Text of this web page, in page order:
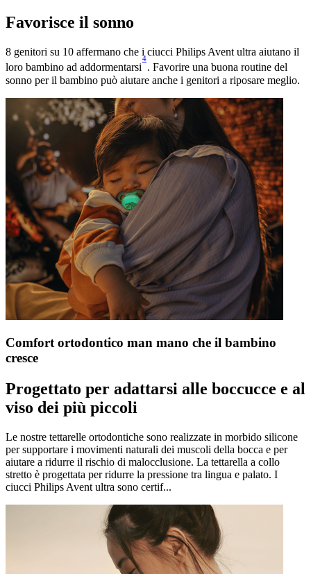
Favorisce il sonno
8 genitori su 10 affermano che i ciucci Philips Avent ultra aiutano il
loro bambino ad addormentarsi
4
. Favorire una buona routine del
sonno per il bambino può aiutare anche i genitori a riposare meglio.
Comfort ortodontico man mano che il bambino
cresce
Progettato per adattarsi alle boccucce e al
viso dei più piccoli
Le nostre tettarelle ortodontiche sono realizzate in morbido silicone
per supportare i movimenti naturali dei muscoli della bocca e per
aiutare a ridurre il rischio di malocclusione. La tettarella a collo
stretto è progettata per ridurre la pressione tra lingua e palato. I
ciucci Philips Avent ultra sono certif...